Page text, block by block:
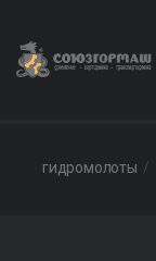
гидромолоты